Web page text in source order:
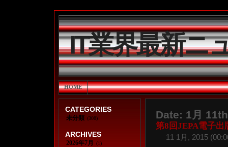
IT業界最新ニ
HOME
Date: 1月
第8回JEPA電子出
11 1月, 2015
CATEGORIES
未分類 (308)
ARCHIVES
2026年7月 (1)